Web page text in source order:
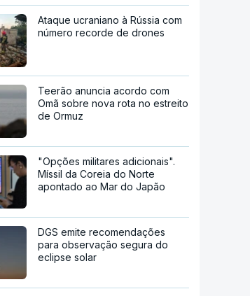
Ataque ucraniano à Rússia com
número recorde de drones
Teerão anuncia acordo com
Omã sobre nova rota no estreito
de Ormuz
"Opções militares adicionais".
Míssil da Coreia do Norte
apontado ao Mar do Japão
DGS emite recomendações
para observação segura do
eclipse solar